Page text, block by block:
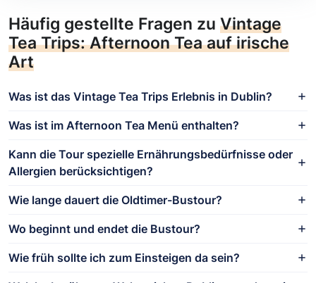
Häufig gestellte Fragen zu Vintage
Tea Trips: Afternoon Tea auf irische
Art
Was ist das Vintage Tea Trips Erlebnis in Dublin?
Was ist im Afternoon Tea Menü enthalten?
Kann die Tour spezielle Ernährungsbedürfnisse oder
Allergien berücksichtigen?
Wie lange dauert die Oldtimer-Bustour?
Wo beginnt und endet die Bustour?
Wie früh sollte ich zum Einsteigen da sein?